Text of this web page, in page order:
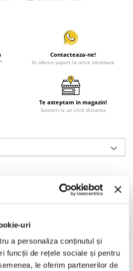
uri
a personaliza conținutul și
funcții de rețele sociale și pentru
le oferim partenerilor de
Contacteaza-ne!
Iti oferim suport la orice intrebare
Te asteptam in magazin!
Suntem la un click distanta
/ Soul, Pop
pop, Art Rock, Nu-Disco, Ballad